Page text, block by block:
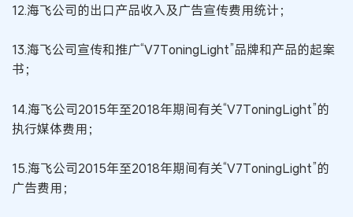
12.海飞公司的出口产品收入及广告宣传费用统计；
13.海飞公司宣传和推广“V7ToningLight”品牌和产品的起案
书；
14.海飞公司2015年至2018年期间有关“V7ToningLight”的
执行媒体费用；
15.海飞公司2015年至2018年期间有关“V7ToningLight”的
广告费用；